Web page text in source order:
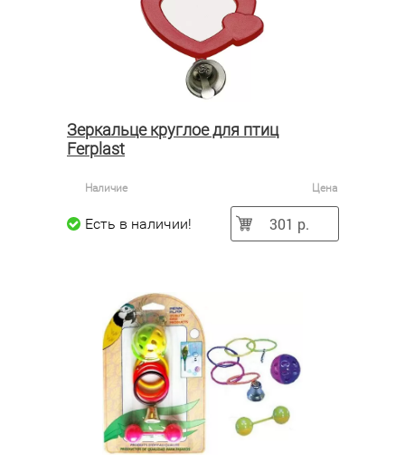
Зеркальце круглое для птиц
Ferplast
Наличие Цена
Есть в наличии! 301 р.